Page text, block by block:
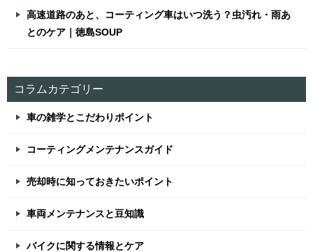
高速道路のあと、コーティング車はいつ洗う？虫汚れ・雨あ
とのケア｜徳島SOUP
コラムカテゴリー
車の雑学とこだわりポイント
コーティングメンテナンスガイド
売却時に知っておきたいポイント
車両メンテナンスと豆知識
バイクに関する情報とケア